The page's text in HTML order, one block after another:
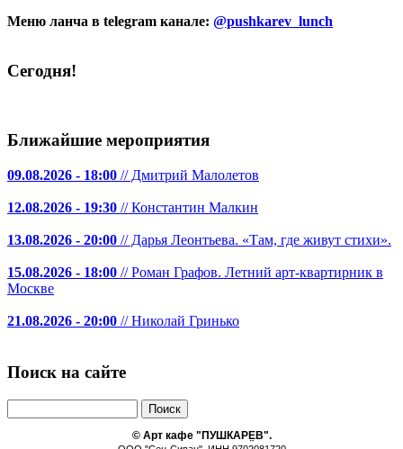
Меню ланча в telegram канале: @pushkarev_lunch
Сегодня!
Ближайшие мероприятия
09.08.2026 - 18:00 // Дмитрий Малолетов
12.08.2026 - 19:30 // Константин Малкин
13.08.2026 - 20:00 // Дарья Леонтьева. «Там, где живут стихи».
15.08.2026 - 18:00 // Роман Графов. Летний арт-квартирник в
Москве
21.08.2026 - 20:00 // Николай Гринько
Поиск на сайте
© Арт кафе "ПУШКАРE̤В".